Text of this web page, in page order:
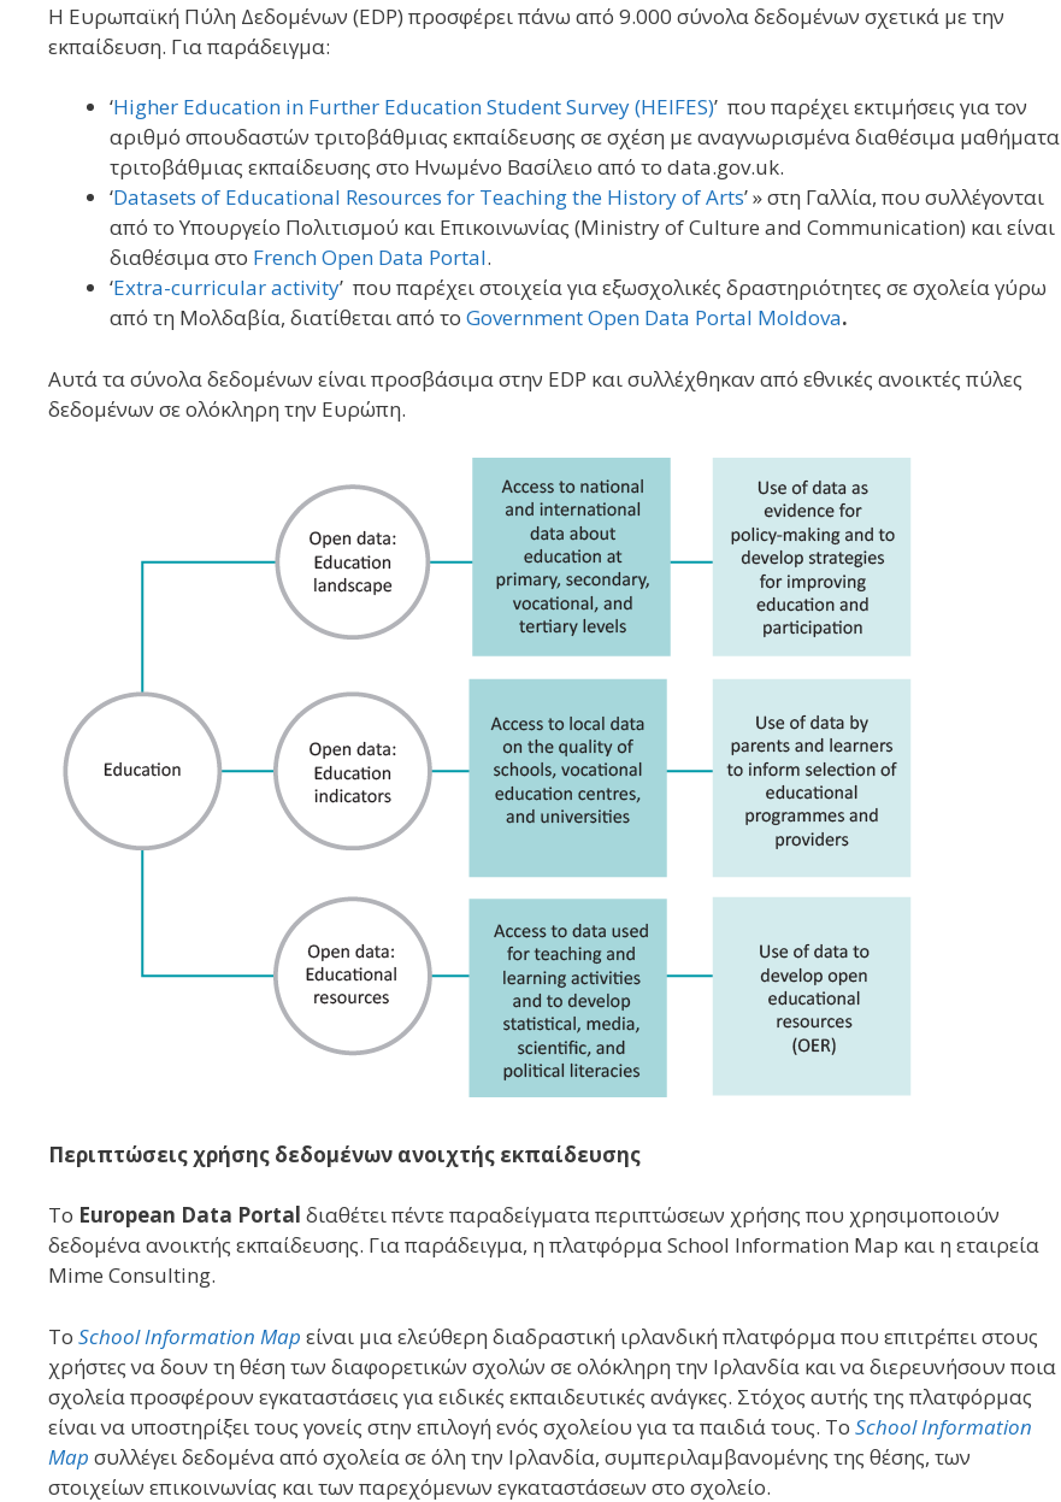
Η Ευρωπαϊκή Πύλη Δεδομένων (EDP) προσφέρει πάνω από 9.000 σύνολα δεδομένων σχετικά με την
εκπαίδευση. Για παράδειγμα:
‘Higher Education in Further Education Student Survey (HEIFES)’ που παρέχει εκτιμήσεις για τον
αριθμό σπουδαστών τριτοβάθμιας εκπαίδευσης σε σχέση με αναγνωρισμένα διαθέσιμα μαθήματα
τριτοβάθμιας εκπαίδευσης στο Ηνωμένο Βασίλειο από το data.gov.uk.
‘Datasets of Educational Resources for Teaching the History of Arts’ » στη Γαλλία, που συλλέγονται
από το Υπουργείο Πολιτισμού και Επικοινωνίας (Ministry of Culture and Communication) και είναι
διαθέσιμα στο French Open Data Portal.
‘Extra-curricular activity’ που παρέχει στοιχεία για εξωσχολικές δραστηριότητες σε σχολεία γύρω
από τη Μολδαβία, διατίθεται από το Government Open Data Portal Moldova.
Αυτά τα σύνολα δεδομένων είναι προσβάσιμα στην EDP και συλλέχθηκαν από εθνικές ανοικτές πύλες
δεδομένων σε ολόκληρη την Ευρώπη.
Περιπτώσεις χρήσης δεδομένων ανοιχτής εκπαίδευσης
Το European Data Portal διαθέτει πέντε παραδείγματα περιπτώσεων χρήσης που χρησιμοποιούν
δεδομένα ανοικτής εκπαίδευσης. Για παράδειγμα, η πλατφόρμα School Information Map και η εταιρεία
Mime Consulting.
Το School Information Map είναι μια ελεύθερη διαδραστική ιρλανδική πλατφόρμα που επιτρέπει στους
χρήστες να δουν τη θέση των διαφορετικών σχολών σε ολόκληρη την Ιρλανδία και να διερευνήσουν ποια
σχολεία προσφέρουν εγκαταστάσεις για ειδικές εκπαιδευτικές ανάγκες. Στόχος αυτής της πλατφόρμας
είναι να υποστηρίξει τους γονείς στην επιλογή ενός σχολείου για τα παιδιά τους. Το School Information
Map συλλέγει δεδομένα από σχολεία σε όλη την Ιρλανδία, συμπεριλαμβανομένης της θέσης, των
στοιχείων επικοινωνίας και των παρεχόμενων εγκαταστάσεων στο σχολείο.